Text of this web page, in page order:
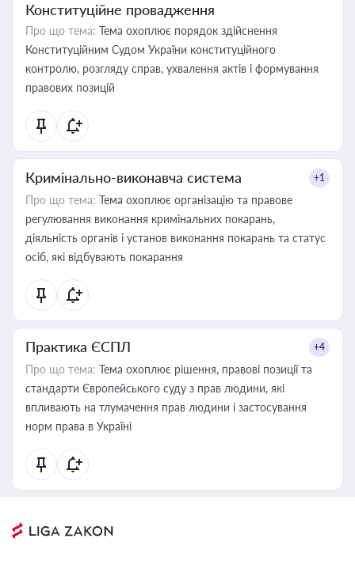
Конституційне провадження
Про що тема: Тема охоплює порядок здійснення
Конституційним Судом України конституційного
контролю, розгляду справ, ухвалення актів і формування
правових позицій
Кримінально-виконавча система +1
Про що тема: Тема охоплює організацію та правове
регулювання виконання кримінальних покарань,
діяльність органів і установ виконання покарань та статус
осіб, які відбувають покарання
Практика ЄСПЛ +4
Про що тема: Тема охоплює рішення, правові позиції та
стандарти Європейського суду з прав людини, які
впливають на тлумачення прав людини і застосування
норм права в Україні